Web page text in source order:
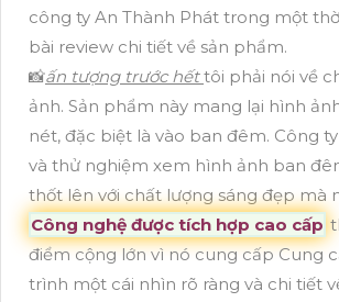
công ty An Thành Phát trong một
bài review chi tiết về sản phẩm.
📸ấn tượng trước hếttôi phải nói về
ảnh. Sản phẩm này mang lại hình
nét, đặc biệt là vào ban đêm. Công
và thử nghiệm xem hình ảnh ban
thốt lên với chất lượng sáng đẹp mà
Công nghệ được tích hợp cao cấp
điểm cộng lớn vì nó cung cấp Cung
trình một cái nhìn rõ ràng và chi tiết